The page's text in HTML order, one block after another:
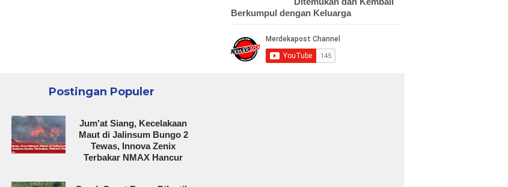
Berkumpul dengan Keluarga
Postingan Populer
Jum'at Siang, Kecelakaan
Maut di Jalinsum Bungo 2
Tewas, Innova Zenix
Terbakar NMAX Hancur